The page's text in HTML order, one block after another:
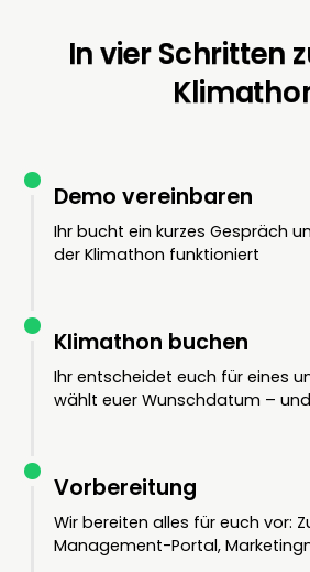
In vier Schritten
Demo vereinbaren
Ihr bucht ein kurzes Gespräch
der Klimathon funktioniert
Klimathon buchen
Ihr entscheidet euch für eines
wählt euer Wunschdatum –
Vorbereitung
Wir bereiten alles für euch vor:
Management-Portal,